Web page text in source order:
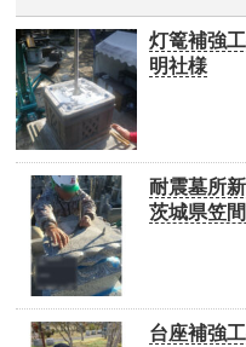
灯篭補強
明社様
耐震墓所
茨城県笠
台座補強